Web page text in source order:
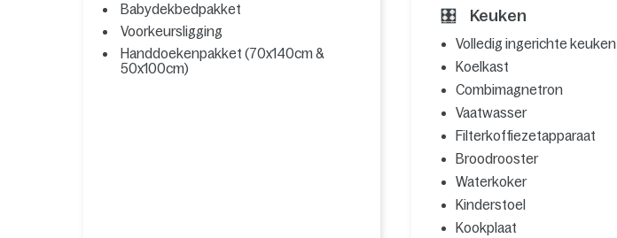
Babydekbedpakket
Voorkeursligging
Handdoekenpakket (70x140cm &
50x100cm)
Keuken
Volledig ingerichte keuken
Koelkast
Combimagnetron
Vaatwasser
Filterkoffiezetapparaat
Broodrooster
Waterkoker
Kinderstoel
Kookplaat